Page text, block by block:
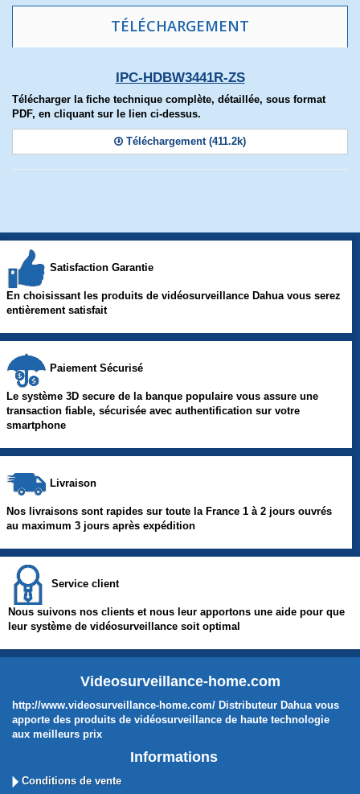
TÉLÉCHARGEMENT
IPC-HDBW3441R-ZS
Télécharger la fiche technique complète, détaillée, sous format
PDF, en cliquant sur le lien ci-dessus.
Téléchargement (411.2k)
Satisfaction Garantie
En choisissant les produits de vidéosurveillance Dahua vous serez
entièrement satisfait
Paiement Sécurisé
Le système 3D secure de la banque populaire vous assure une
transaction fiable, sécurisée avec authentification sur votre
smartphone
Livraison
Nos livraisons sont rapides sur toute la France 1 à 2 jours ouvrés
au maximum 3 jours après expédition
Service client
Nous suivons nos clients et nous leur apportons une aide pour que
leur système de vidéosurveillance soit optimal
Videosurveillance-home.com
http://www.videosurveillance-home.com/ Distributeur Dahua vous
apporte des produits de vidéosurveillance de haute technologie
aux meilleurs prix
Informations
Conditions de vente